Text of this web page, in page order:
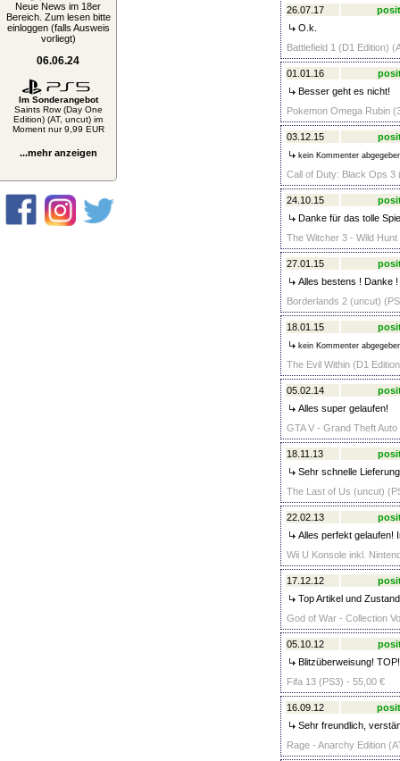
Neue News im 18er
Bereich. Zum lesen bitte
einloggen (falls Ausweis
vorliegt)
06.06.24
Im Sonderangebot
Saints Row (Day One
Edition) (AT, uncut) im
Moment nur 9,99 EUR
...mehr anzeigen
26.07.17
O.k.
Battlefield 1 (D1 Edition)
01.01.16
Besser geht es nicht!
Pokemon Omega Rubin
03.12.15
kein Kommenter
Call of Duty: Black Ops 3
24.10.15
Danke für das tolle
The Witcher 3 - Wild
27.01.15
Alles bestens ! Danke !
Borderlands 2 (uncut)
18.01.15
kein Kommenter
The Evil Within (D1
05.02.14
Alles super gelaufen!
GTA V - Grand Theft
18.11.13
Sehr schnelle
The Last of Us (uncut)
22.02.13
Alles perfekt gelaufen!
Wii U Konsole inkl.
17.12.12
Top Artikel und
God of War - Collection
05.10.12
Blitzüberweisung! TOP!
Fifa 13 (PS3) - 55,00 €
16.09.12
Sehr freundlich,
Rage - Anarchy Edition